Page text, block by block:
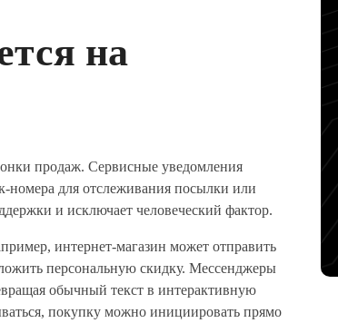
на
продаж. Сервисные уведомления
номера для отслеживания посылки или
и исключает человеческий фактор.
интернет-магазин может отправить
персональную скидку. Мессенджеры
обычный текст в интерактивную
покупку можно инициировать прямо